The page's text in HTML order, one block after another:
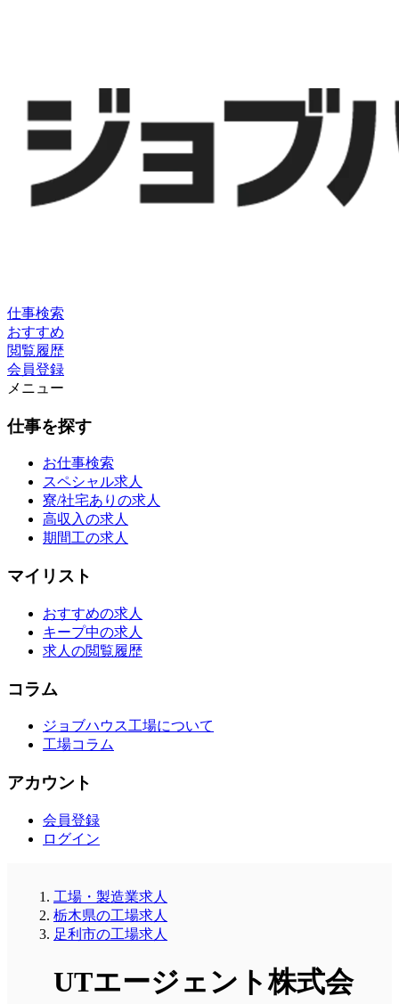
仕事検索
おすすめ
閲覧履歴
会員登録
メニュー
仕事を探す
お仕事検索
スペシャル求人
寮/社宅ありの求人
高収入の求人
期間工の求人
マイリスト
おすすめの求人
キープ中の求人
求人の閲覧履歴
コラム
ジョブハウス工場について
工場コラム
アカウント
会員登録
ログイン
工場・製造業求人
栃木県の工場求人
足利市の工場求人
UTエージェント株式会